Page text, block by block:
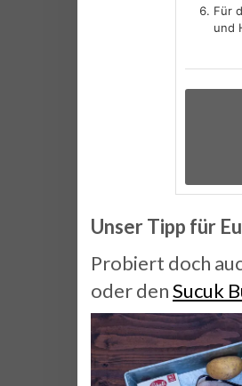
Für
und
Unser Tipp für
Probiert doch
oder denSucuk